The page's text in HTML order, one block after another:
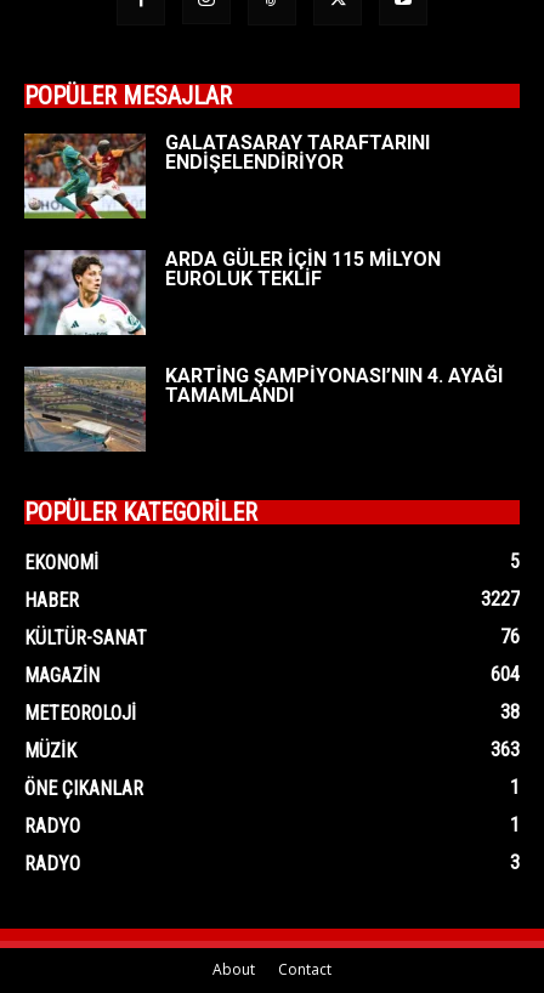
POPÜLER MESAJLAR
GALATASARAY TARAFTARINI
ENDİŞELENDİRİYOR
ARDA GÜLER İÇİN 115 MİLYON
EUROLUK TEKLİF
KARTİNG ŞAMPİYONASI’NIN 4. AYAĞI
TAMAMLANDI
POPÜLER KATEGORİLER
EKONOMI
5
HABER
3227
KÜLTÜR-SANAT
76
MAGAZIN
604
METEOROLOJI
38
MÜZIK
363
ÖNE ÇIKANLAR
1
RADYO
1
RADYO
3
About Contact